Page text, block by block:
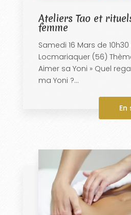
Ateliers Tao et
femme
Samedi 16 Mars de 10h30
Locmariaquer (56)
Aimer sa Yoni » Quel
ma Yoni ?...